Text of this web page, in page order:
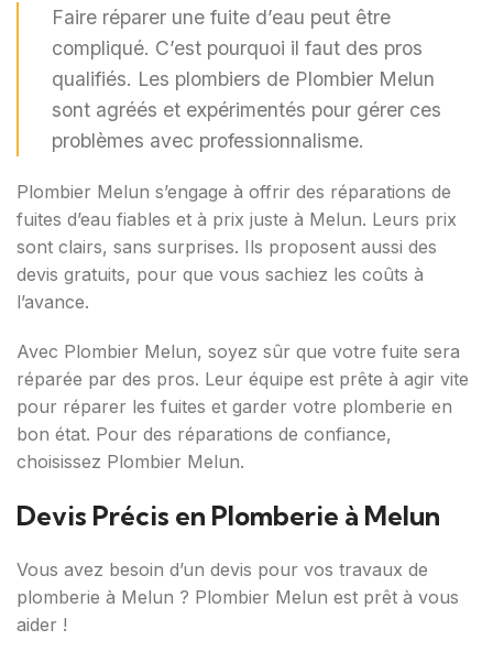
Faire réparer une fuite d’eau peut être
compliqué. C’est pourquoi il faut des pros
qualifiés. Les plombiers de Plombier Melun
sont agréés et expérimentés pour gérer ces
problèmes avec professionnalisme.
Plombier Melun s’engage à offrir des réparations de
fuites d’eau fiables et à prix juste à Melun. Leurs prix
sont clairs, sans surprises. Ils proposent aussi des
devis gratuits, pour que vous sachiez les coûts à
l’avance.
Avec Plombier Melun, soyez sûr que votre fuite sera
réparée par des pros. Leur équipe est prête à agir vite
pour réparer les fuites et garder votre plomberie en
bon état. Pour des réparations de confiance,
choisissez Plombier Melun.
Devis Précis en Plomberie à Melun
Vous avez besoin d’un devis pour vos travaux de
plomberie à Melun ? Plombier Melun est prêt à vous
aider !